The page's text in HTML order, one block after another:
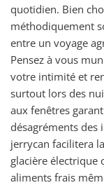
quotidien. Bien
méthodiquement
entre un voyage
Pensez à vous
votre intimité et
surtout lors des
aux fenêtres
désagréments des
jerrycan facilitera
glacière électrique
aliments frais